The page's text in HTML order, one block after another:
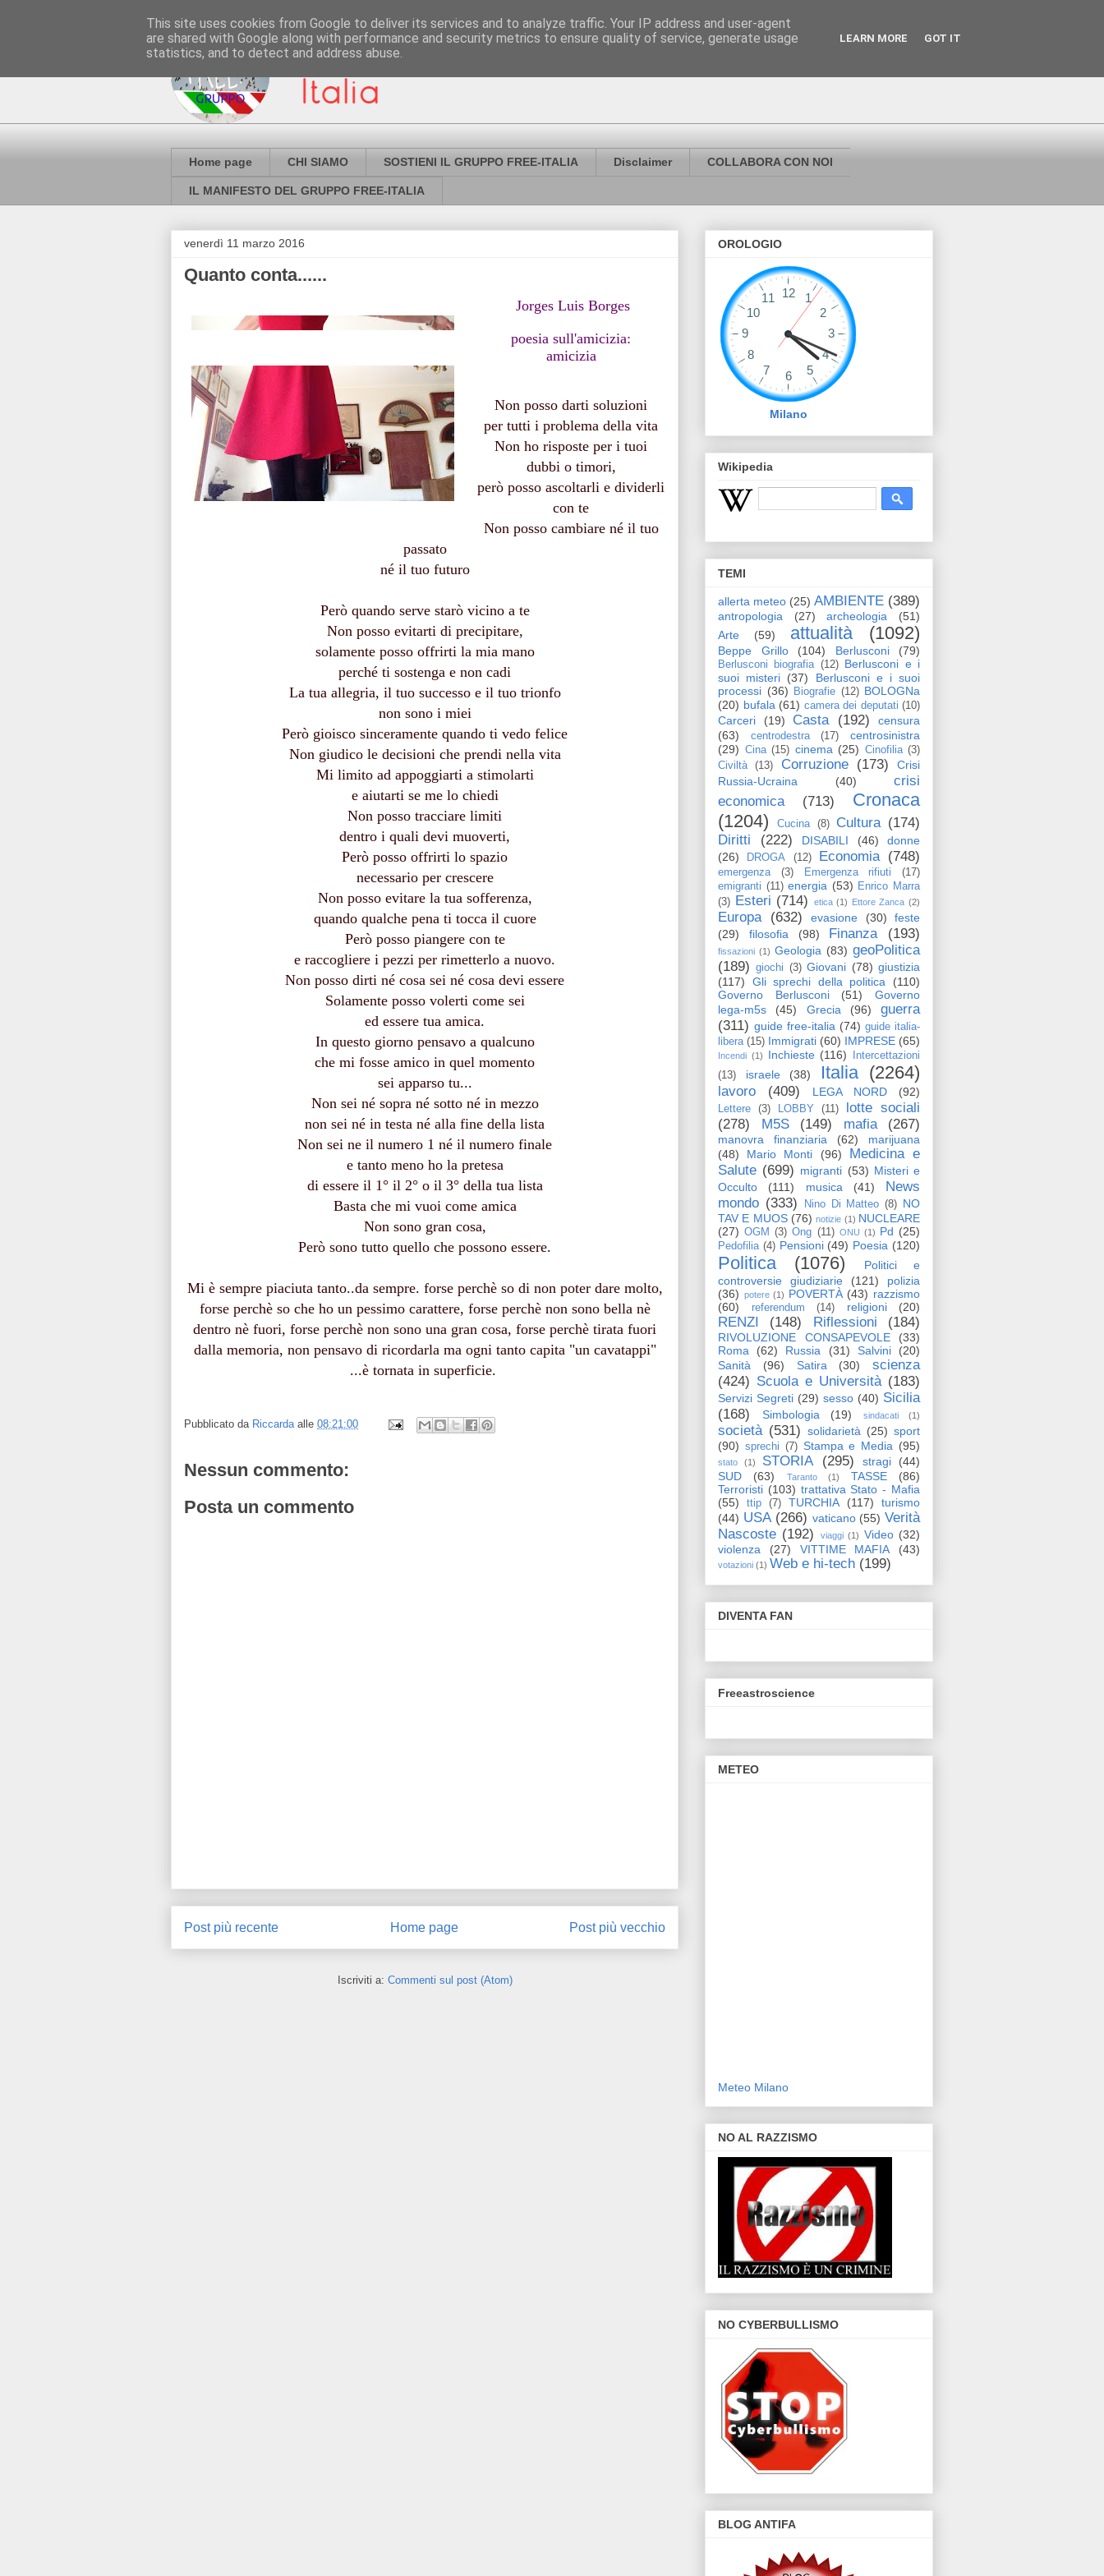
Home page CHI SIAMO SOSTIENI IL GRUPPO FREE-ITALIA Disclaimer COLLABORA CON NOI
IL MANIFESTO DEL GRUPPO FREE-ITALIA
venerdì 11 marzo 2016
Quanto conta......
Jorges Luis Borges
poesia sull'amicizia:
amicizia
Non posso darti soluzioni
per tutti i problema della vita
Non ho risposte per i tuoi
dubbi o timori,
però posso ascoltarli e dividerli
con te
Non posso cambiare né il tuo
passato
né il tuo futuro
Però quando serve starò vicino a te
Non posso evitarti di precipitare,
solamente posso offrirti la mia mano
perché ti sostenga e non cadi
La tua allegria, il tuo successo e il tuo trionfo
non sono i miei
Però gioisco sinceramente quando ti vedo felice
Non giudico le decisioni che prendi nella vita
Mi limito ad appoggiarti a stimolarti
e aiutarti se me lo chiedi
Non posso tracciare limiti
dentro i quali devi muoverti,
Però posso offrirti lo spazio
necessario per crescere
Non posso evitare la tua sofferenza,
quando qualche pena ti tocca il cuore
Però posso piangere con te
e raccogliere i pezzi per rimetterlo a nuovo.
Non posso dirti né cosa sei né cosa devi essere
Solamente posso volerti come sei
ed essere tua amica.
In questo giorno pensavo a qualcuno
che mi fosse amico in quel momento
sei apparso tu...
Non sei né sopra né sotto né in mezzo
non sei né in testa né alla fine della lista
Non sei ne il numero 1 né il numero finale
e tanto meno ho la pretesa
di essere il 1° il 2° o il 3° della tua lista
Basta che mi vuoi come amica
Non sono gran cosa,
Però sono tutto quello che possono essere.
Mi è sempre piaciuta tanto..da sempre. forse perchè so di non poter dare molto,
forse perchè so che ho un pessimo carattere, forse perchè non sono bella nè
dentro nè fuori, forse perchè non sono una gran cosa, forse perchè tirata fuori
dalla memoria, non pensavo di ricordarla ma ogni tanto capita "un cavatappi"
...è tornata in superficie.
Pubblicato da Riccarda alle 08:21:00
Nessun commento:
Posta un commento
Post più recente Post più vecchio
Home page
Iscriviti a: Commenti sul post (Atom)
OROLOGIO
Milano
Wikipedia
TEMI
allerta meteo (25) AMBIENTE (389)
antropologia (27) archeologia
(51)
Arte
(59) attualità (1092)
Beppe Grillo (104) Berlusconi (79)
Berlusconi biografia (12) Berlusconi e i
suoi misteri (37)
Berlusconi e i suoi
processi (36) Biografie (12) BOLOGNa
(20) bufala (61) camera dei deputati (10)
Carceri (19) Casta (192)
censura
(63)
centrodestra (17)
centrosinistra
(29) Cina (15) cinema (25) Cinofilia (3)
Civiltà
(13) Corruzione (173)
Crisi
Russia-Ucraina
(40)
crisi
economica
(713)
Cronaca
(1204)
Cucina (8) Cultura (174)
Diritti
(222) DISABILI (46)
donne
(26)
DROGA (12) Economia (748)
emergenza (3) Emergenza rifiuti
(17)
emigranti (11) energia (53) Enrico Marra
(3) Esteri (714) etica (1) Ettore Zanca (2)
Europa (632) evasione (30)
feste
(29)
filosofia (98) Finanza (193)
fissazioni (1) Geologia (83) geoPolitica
(189)
giochi (3) Giovani (78) giustizia
(117)
Gli sprechi della politica
(110)
Governo Berlusconi
(51)
Governo
lega-m5s
(45) Grecia (96)
guerra
(311) guide free-italia (74) guide italia-
libera (15) Immigrati (60) IMPRESE (65)
Incendi (1) Inchieste (116)
Intercettazioni
(13)
israele (38) Italia (2264)
lavoro (409) LEGA NORD (92)
Lettere (3) LOBBY (11)
lotte sociali
(278)
M5S (149) mafia (267)
manovra finanziaria (62)
marijuana
(48)
Mario Monti (96)
Medicina e
Salute (699) migranti (53) Misteri e
Occulto
(111) musica (41)
News
mondo (333) Nino Di Matteo (8) NO
TAV E MUOS (76) notizie (1) NUCLEARE
(27) OGM (3) Ong (11) ONU (1) Pd (25)
Pedofilia (4) Pensioni (49) Poesia (120)
Politica (1076)
Politici e
controversie giudiziarie
(121)
polizia
(36) potere (1) POVERTÀ (43) razzismo
(60)
referendum (14) religioni (20)
RENZI (148) Riflessioni (184)
RIVOLUZIONE CONSAPEVOLE
(33)
Roma
(62) Russia (31) Salvini
(20)
Sanità
(96) Satira (30)
scienza
(424) Scuola e Università (183)
Servizi Segreti (29) sesso (40) Sicilia
(168)
Simbologia (19) sindacati (1)
società (531) solidarietà (25) sport
(90) sprechi (7) Stampa e Media (95)
stato (1) STORIA (295) stragi
(44)
SUD
(63) Taranto (1) TASSE
(86)
Terroristi (103) trattativa Stato - Mafia
(55)
ttip (7) TURCHIA (117)
turismo
(44) USA (266) vaticano (55) Verità
Nascoste (192) viaggi (1) Video (32)
violenza
(27) VITTIME MAFIA (43)
votazioni (1) Web e hi-tech (199)
DIVENTA FAN
Freeastroscience
METEO
Meteo Milano
NO AL RAZZISMO
NO CYBERBULLISMO
BLOG ANTIFA
This site uses cookies from Google to deliver its services and to analyze traffic. Your IP address and user-agent
are shared with Google along with performance and security metrics to ensure quality of service, generate usage
statistics, and to detect and address abuse.
LEARN MORE GOT IT